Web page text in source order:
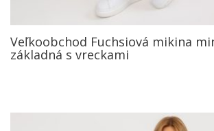
Veľkoobchod Fuchsiová mikina
základná s vreckami